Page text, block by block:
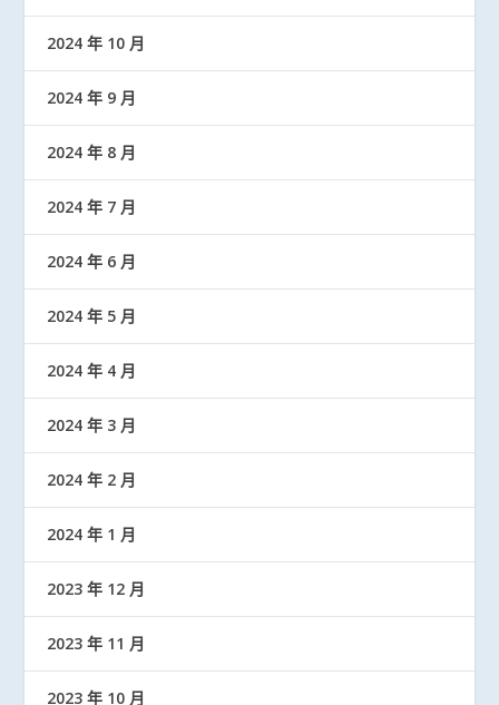
2024 年 10 月
2024 年 9 月
2024 年 8 月
2024 年 7 月
2024 年 6 月
2024 年 5 月
2024 年 4 月
2024 年 3 月
2024 年 2 月
2024 年 1 月
2023 年 12 月
2023 年 11 月
2023 年 10 月